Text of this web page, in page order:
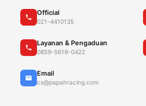
Official
021-4410135
Layanan & Pengaduan
0859-5619-0422
Email
cs@papahracing.com